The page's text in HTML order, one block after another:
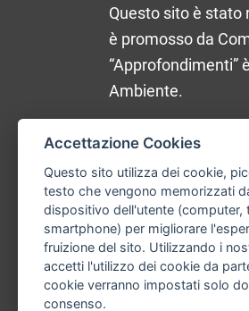
Questo sito è stato
è promosso da
“Approfondimenti”
Ambiente.
Comune di
P.Iva:
Accessibilità
Accettazione Cookies
Questo sito utilizza dei cookie,
testo che vengono memorizzati
dispositivo dell'utente (computer,
smartphone) per migliorare
fruizione del sito. Utilizzando i
accetti l'utilizzo dei cookie da
cookie verranno impostati solo
consenso.